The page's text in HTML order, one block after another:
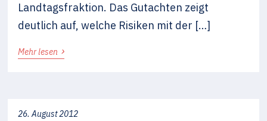
Landtagsfraktion. Das Gutachten zeigt
deutlich auf, welche Risiken mit der […]
Mehr lesen ›
26. August 2012